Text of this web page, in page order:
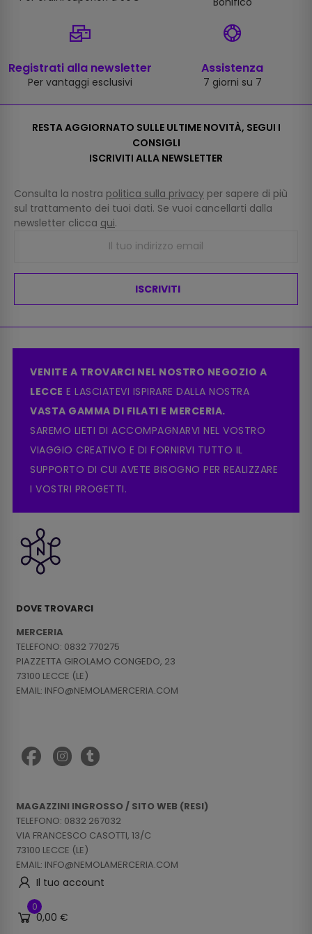
Registrati alla newsletter
Per vantaggi esclusivi
Assistenza
7 giorni su 7
RESTA AGGIORNATO SULLE ULTIME NOVITÀ, SEGUI I
CONSIGLI
ISCRIVITI ALLA NEWSLETTER
Consulta la nostra politica sulla privacy per sapere di più
sul trattamento dei tuoi dati. Se vuoi cancellarti dalla
newsletter clicca qui.
ISCRIVITI
VENITE A TROVARCI NEL NOSTRO NEGOZIO A
LECCE E LASCIATEVI ISPIRARE DALLA NOSTRA
VASTA GAMMA DI FILATI E MERCERIA.
SAREMO LIETI DI ACCOMPAGNARVI NEL VOSTRO
VIAGGIO CREATIVO E DI FORNIRVI TUTTO IL
SUPPORTO DI CUI AVETE BISOGNO PER REALIZZARE
I VOSTRI PROGETTI.
DOVE TROVARCI
MERCERIA
TELEFONO: 0832 770275
PIAZZETTA GIROLAMO CONGEDO, 23
73100 LECCE (LE)
EMAIL: INFO@NEMOLAMERCERIA.COM
MAGAZZINI INGROSSO / SITO WEB (RESI)
TELEFONO: 0832 267032
VIA FRANCESCO CASOTTI, 13/C
73100 LECCE (LE)
EMAIL: INFO@NEMOLAMERCERIA.COM
Il tuo account
0
0,00 €